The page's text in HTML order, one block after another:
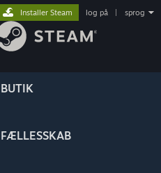
BUTIK
FÆLLESSKAB
Installer Steam log på sprog